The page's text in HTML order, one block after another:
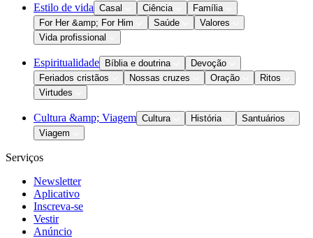
Estilo de vida Casal Ciência
Família
For Her &amp; For Him
Saúde
Valores
Vida profissional
Espiritualidade Bíblia e doutrina
Devoção
Feriados cristãos
Nossas cruzes Oração
Ritos
Virtudes
Cultura &amp; Viagem Cultura História
Santuários
Viagem
Serviços
Newsletter
Aplicativo
Inscreva-se
Vestir
Anúncio